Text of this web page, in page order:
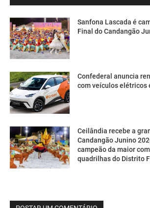
Sanfona Lascada é
Final do Candangão
Confederal anuncia
com veículos elétricos
Ceilândia recebe a
Candangão Junino
campeão da maior
quadrilhas do Distrito